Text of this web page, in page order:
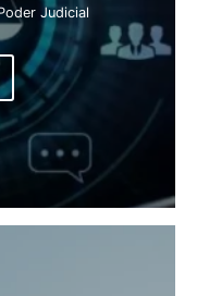
Judicial